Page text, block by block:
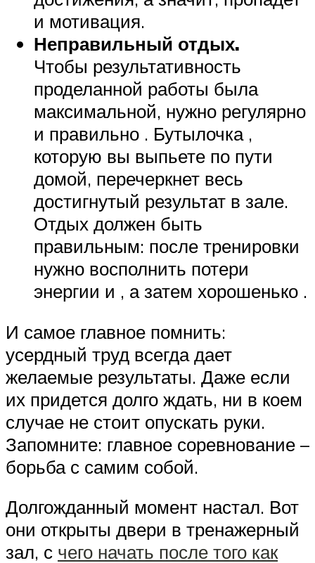
и мотивация.
Неправильный отдых.
Чтобы результативность
проделанной работы была
максимальной, нужно регулярно
и правильно . Бутылочка ,
которую вы выпьете по пути
домой, перечеркнет весь
достигнутый результат в зале.
Отдых должен быть
правильным: после тренировки
нужно восполнить потери
энергии и , а затем хорошенько .
И самое главное помнить:
усердный труд всегда дает
желаемые результаты. Даже если
их придется долго ждать, ни в коем
случае не стоит опускать руки.
Запомните: главное соревнование –
борьба с самим собой.
Долгожданный момент настал. Вот
они открыты двери в тренажерный
зал, с чего начать после того как